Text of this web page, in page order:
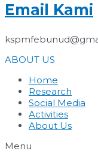
Email Kami
ABOUT US
Home
Research
Social Media
Activities
About Us
Menu